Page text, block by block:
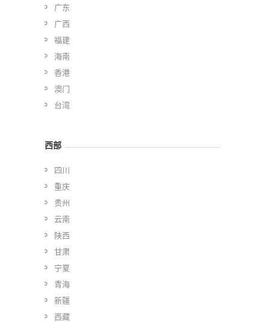
广东
广西
福建
海南
香港
澳门
台湾
西部
四川
重庆
贵州
云南
陕西
甘肃
宁夏
青海
新疆
西藏